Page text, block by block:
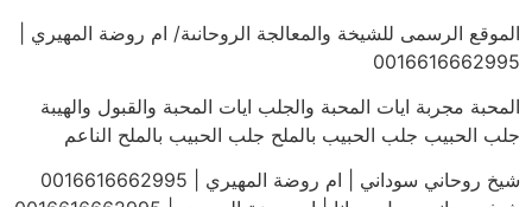
الموقع الرسمى للشيخة والمعالجة الروحانىة/ ام روضة المهيري |
0016616662995
المحبة مجربة ايات المحبة والجلب ايات المحبة والقبول والهيبة
جلب الحبيب جلب الحبيب بالملح جلب الحبيب بالملح الناعم
شيخ روحاني سوداني | ام روضة المهيري | 0016616662995